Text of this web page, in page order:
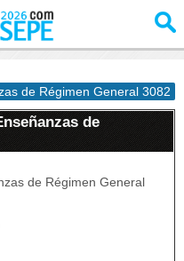
de Régimen General 3082
de
de Régimen General